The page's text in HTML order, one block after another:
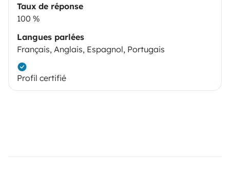
Taux de réponse
100 %
Langues parlées
Français, Anglais, Espagnol, Portugais
Profil certifié